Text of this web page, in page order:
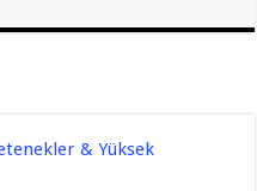
& Yüksek